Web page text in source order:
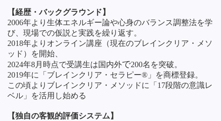
【経歴・バックグラウンド】
2006年より生体エネルギー論や心身のバランス調整法を学
び、現場での仮説と実践を繰り返す。
2018年よりオンライン講座（現在のブレインクリア・メソ
ッド）を開始、
2024年8月時点で受講生は国内外で200名を突破。
2019年に「ブレインクリア・セラピー®」を商標登録。
この頃よりブレインクリア・メソッドに「17段階の意識レ
ベル」を活用し始める
【独自の客観的評価システム】